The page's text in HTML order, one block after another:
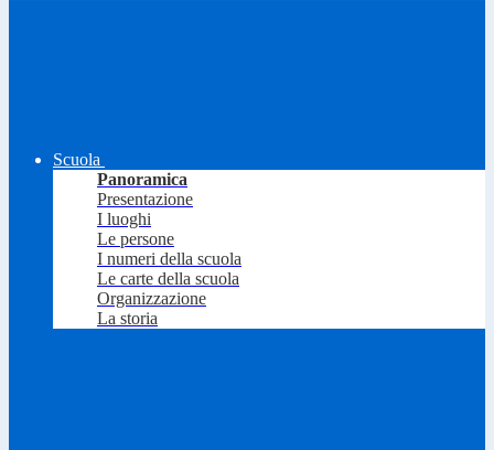
Scuola
Panoramica
Presentazione
I luoghi
Le persone
I numeri della scuola
Le carte della scuola
Organizzazione
La storia